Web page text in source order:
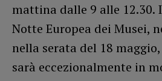
mattina dalle 9 alle 12.30.
Notte Europea dei Musei,
nella serata del 18
sarà eccezionalmente in